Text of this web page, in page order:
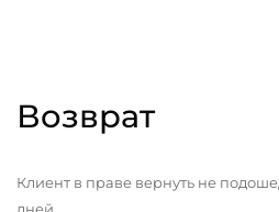
Возврат
Клиент в праве вернуть не